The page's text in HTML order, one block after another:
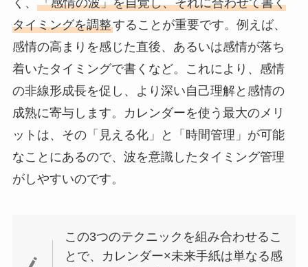
タイミングを調整することが重要です。例えば、
感情の高まりを感じた直後、あるいは感情が落ち
着いたタイミングで書くなど。これにより、感情
の非線形成長を促し、より深い自己理解と感情の
成熟に寄与します。カレンダーを使う最大のメリ
ットは、その「見える化」と「時間管理」が可能
なことにあるので、波を意識したタイミング管理
がしやすいのです。
この3つのテクニックを組み合わせるこ
とで、カレンダー×未来手紙は単なる感